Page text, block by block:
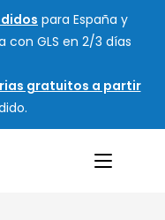
para España y
con GLS en 2/3 días
gratuitos a partir